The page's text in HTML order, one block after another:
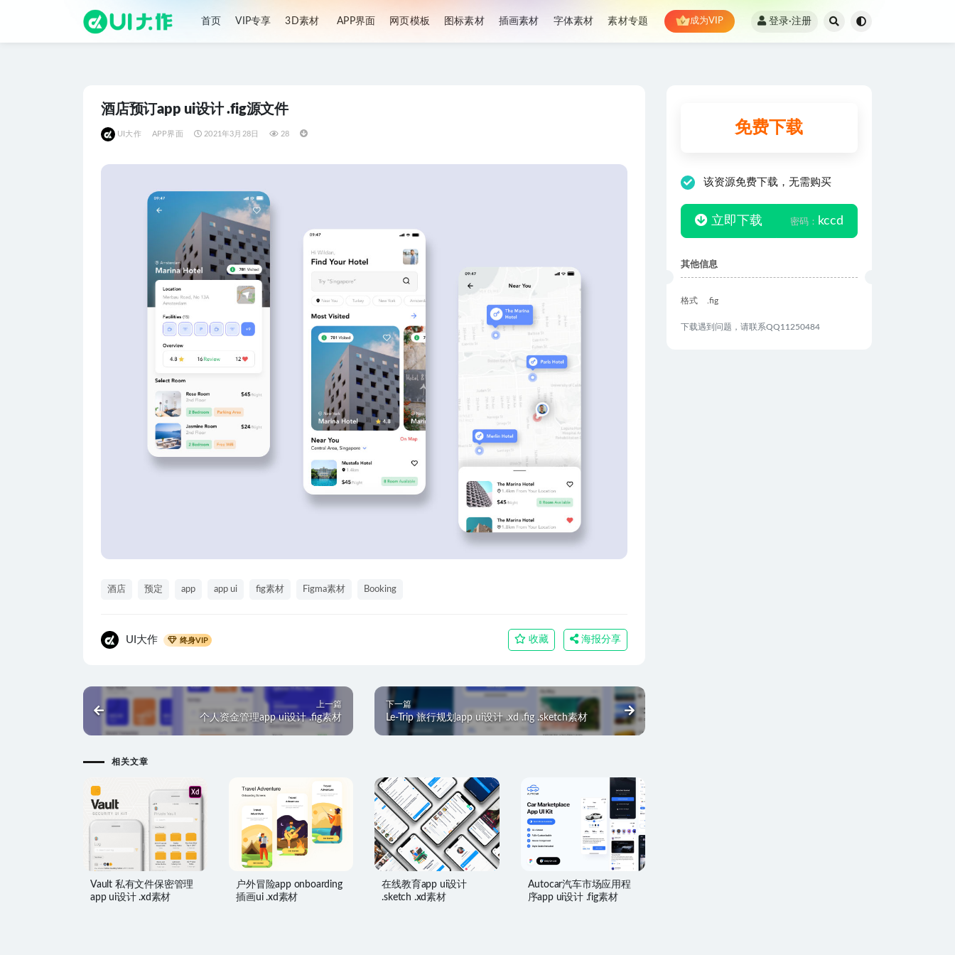
首页 VIP专享 3D素材 APP界面 网页模板 图标素材 插画素材 字体素材 素材专题 成为VIP 登录·注册
酒店预订app ui设计 .fig源文件
UI大作 APP界面 2021年3月28日 28
酒店 预定 app app ui fig素材 Figma素材 Booking
UI大作 终身VIP 收藏 海报分享
上一篇
个人资金管理app ui设计 .fig素材
下一篇
Le-Trip 旅行规划app ui设计 .xd .fig .sketch素材
相关文章
Vault 私有文件保密管理
app ui设计 .xd素材
户外冒险app onboarding
插画ui .xd素材
在线教育app ui设计
.sketch .xd素材
Autocar汽车市场应用程
序app ui设计 .fig素材
免费下载
该资源免费下载，无需购买
立即下载 密码： kccd
其他信息
格式 .fig
下载遇到问题，请联系QQ11250484